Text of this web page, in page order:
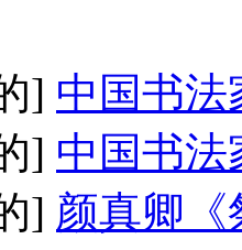
] 中国书法
] 中国书法
] 颜真卿《